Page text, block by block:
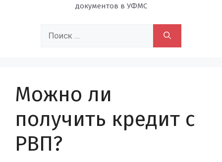
документов в УФМС
Можно ли
получить кредит с
РВП?